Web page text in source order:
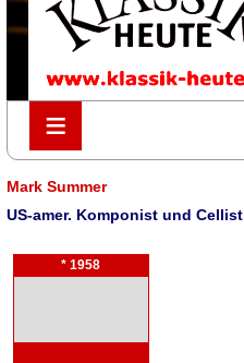
≡
≡
Mark Summer
US-amer. Komponist und Cellist
* 1958